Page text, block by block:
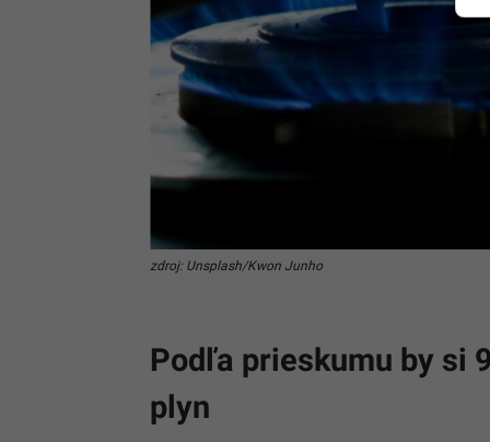
zdroj: Unsplash/Kwon Junho
Podľa prieskumu by si
plyn